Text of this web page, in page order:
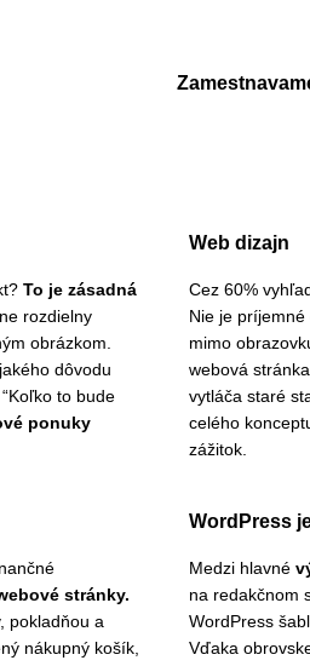
To je zásadná
rozdielny
obrázkom.
dôvodu
to bude
ponuky
Web dizajn
Cez 60%
Nie je
mimo
webová
vytláča staré
celého
zážitok.
stránky.
pokladňou a
nákupný košík,
WordPress
Medzi hlavné
na redakčnom
WordPress
Vďaka